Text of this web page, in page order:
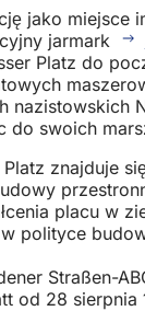
jako miejsce
jarmark
Platz do
nazistowskich
do swoich
Platz znajduje
placu w
polityce
Straßen-
od 28